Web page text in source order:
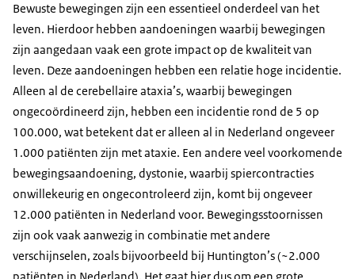
Bewuste bewegingen zijn een essentieel onderdeel van het
leven. Hierdoor hebben aandoeningen waarbij bewegingen
zijn aangedaan vaak een grote impact op de kwaliteit van
leven. Deze aandoeningen hebben een relatie hoge incidentie.
Alleen al de cerebellaire ataxia’s, waarbij bewegingen
ongecoördineerd zijn, hebben een incidentie rond de 5 op
100.000, wat betekent dat er alleen al in Nederland ongeveer
1.000 patiënten zijn met ataxie. Een andere veel voorkomende
bewegingsaandoening, dystonie, waarbij spiercontracties
onwillekeurig en ongecontroleerd zijn, komt bij ongeveer
12.000 patiënten in Nederland voor. Bewegingsstoornissen
zijn ook vaak aanwezig in combinatie met andere
verschijnselen, zoals bijvoorbeeld bij Huntington’s (~2.000